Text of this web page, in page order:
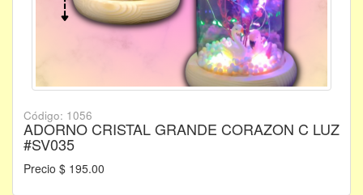
Código: 1056
ADORNO CRISTAL GRANDE CORAZON C LUZ
#SV035
Precio $ 195.00